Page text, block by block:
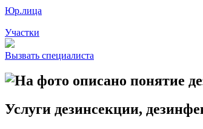
Юр.лица
Участки
Вызвать специалиста
Услуги дезинсекции,